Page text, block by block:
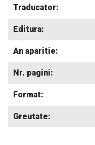
Traducator:
Editura:
An aparitie:
Nr. pagini:
Format:
Greutate: